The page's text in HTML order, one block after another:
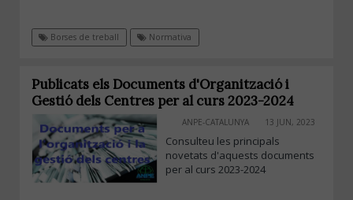
Borses de treball Normativa
Publicats els Documents d'Organització i
Gestió dels Centres per al curs 2023-2024
ANPE-CATALUNYA 13 JUN, 2023
Consulteu les principals
novetats d'aquests documents
per al curs 2023-2024